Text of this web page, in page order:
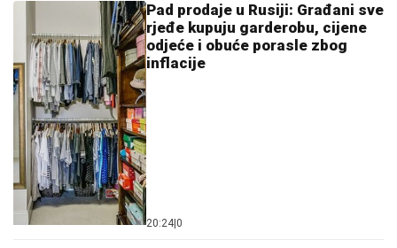
Pad prodaje u Rusiji: Građani sve
rjeđe kupuju garderobu, cijene
odjeće i obuće porasle zbog
inflacije
20:24 0